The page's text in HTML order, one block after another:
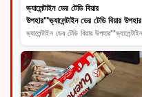
ভ্যালেন্টাইন ডের টেডি বিয়ার
উপহার""ভ্যালেন্টাইন ডের টেডি বিয়ার উপহার